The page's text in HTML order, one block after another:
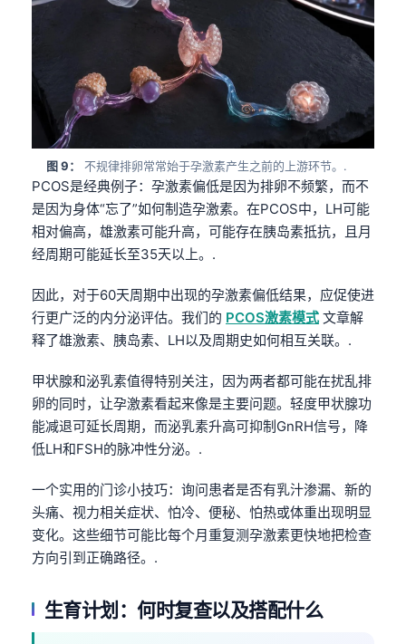
图 9： 不规律排卵常常始于孕激素产生之前的上游环节。.
PCOS是经典例子：孕激素偏低是因为排卵不频繁，而不
是因为身体“忘了”如何制造孕激素。在PCOS中，LH可能
相对偏高，雄激素可能升高，可能存在胰岛素抵抗，且月
经周期可能延长至35天以上。.
因此，对于60天周期中出现的孕激素偏低结果，应促使进
行更广泛的内分泌评估。我们的 PCOS激素模式 文章解
释了雄激素、胰岛素、LH以及周期史如何相互关联。.
甲状腺和泌乳素值得特别关注，因为两者都可能在扰乱排
卵的同时，让孕激素看起来像是主要问题。轻度甲状腺功
能减退可延长周期，而泌乳素升高可抑制GnRH信号，降
低LH和FSH的脉冲性分泌。.
一个实用的门诊小技巧：询问患者是否有乳汁渗漏、新的
头痛、视力相关症状、怕冷、便秘、怕热或体重出现明显
变化。这些细节可能比每个月重复测孕激素更快地把检查
方向引到正确路径。.
生育计划：何时复查以及搭配什么
Tiếng Việt
ไทย
ဗမာစာ
ភាសាខ្មែរ
Kiswahili
አማርኛ
Українська
Català
Қазақ тілі
Hrvatski
Slovenčina
كوردی‎
پښتو
سنڌي
සිංහල
অসমীয়া
Latviešu valoda